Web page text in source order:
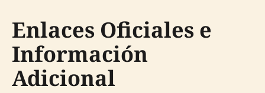
Enlaces Oficiales e
Información
Adicional